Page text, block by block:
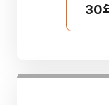
30